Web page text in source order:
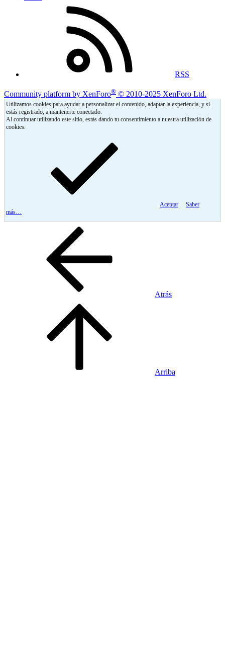
RSS
Community platform by XenForo® © 2010-2025 XenForo Ltd.
Utilizamos cookies para ayudar a personalizar el contenido, adaptar la experiencia, y si
estás registrado, a mantenerte conectado.
Al continuar utilizando este sitio, estás dando tu consentimiento a nuestra utilización de
cookies.
Aceptar
Saber
más…
Atrás
Arriba